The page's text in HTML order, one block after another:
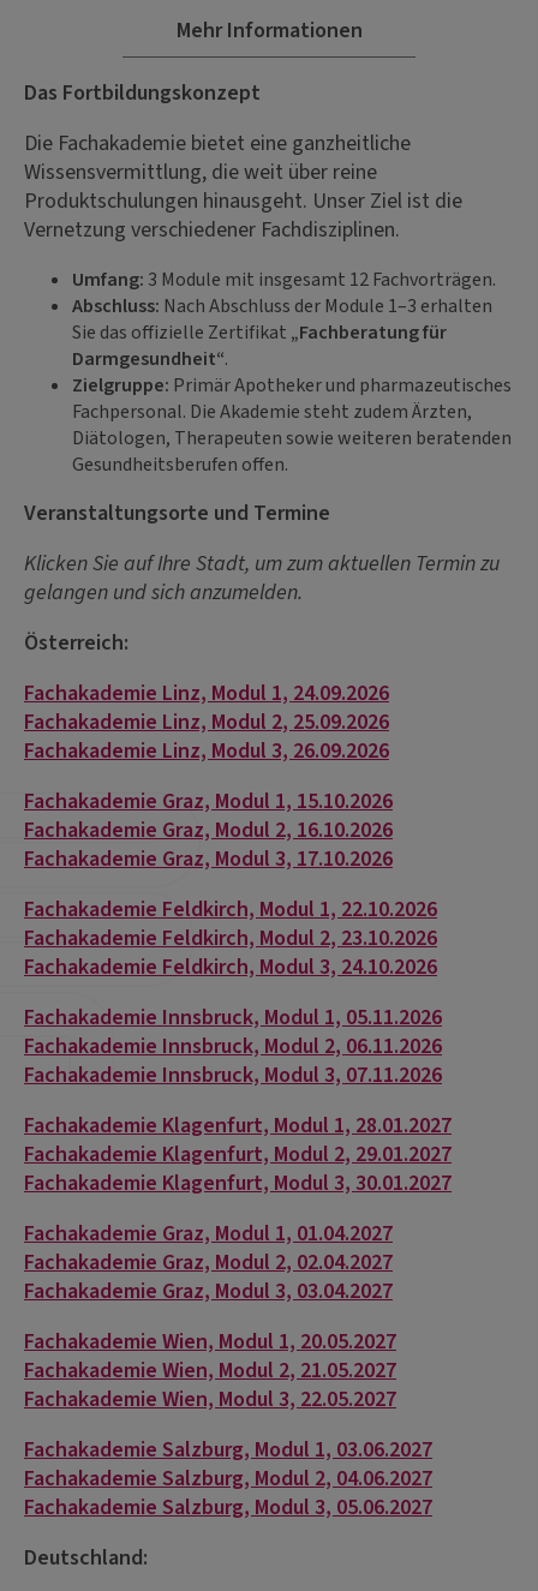
Mehr Informationen
Das Fortbildungskonzept
Die Fachakademie bietet eine ganzheitliche
Wissensvermittlung, die weit über reine
Produktschulungen hinausgeht. Unser Ziel ist die
Vernetzung verschiedener Fachdisziplinen.
Umfang: 3 Module mit insgesamt 12 Fachvorträgen.
Abschluss: Nach Abschluss der Module 1–3 erhalten
Sie das offizielle Zertifikat „Fachberatung für
Darmgesundheit“.
Zielgruppe: Primär Apotheker und pharmazeutisches
Fachpersonal. Die Akademie steht zudem Ärzten,
Diätologen, Therapeuten sowie weiteren beratenden
Gesundheitsberufen offen.
Veranstaltungsorte und Termine
Klicken Sie auf Ihre Stadt, um zum aktuellen Termin zu
gelangen und sich anzumelden.
Österreich:
Fachakademie Linz, Modul 1, 24.09.2026
Fachakademie Linz, Modul 2, 25.09.2026
Fachakademie Linz, Modul 3, 26.09.2026
Fachakademie Graz, Modul 1, 15.10.2026
Fachakademie Graz, Modul 2, 16.10.2026
Fachakademie Graz, Modul 3, 17.10.2026
Fachakademie Feldkirch, Modul 1, 22.10.2026
Fachakademie Feldkirch, Modul 2, 23.10.2026
Fachakademie Feldkirch, Modul 3, 24.10.2026
Fachakademie Innsbruck, Modul 1, 05.11.2026
Fachakademie Innsbruck, Modul 2, 06.11.2026
Fachakademie Innsbruck, Modul 3, 07.11.2026
Fachakademie Klagenfurt, Modul 1, 28.01.2027
Fachakademie Klagenfurt, Modul 2, 29.01.2027
Fachakademie Klagenfurt, Modul 3, 30.01.2027
Fachakademie Graz, Modul 1, 01.04.2027
Fachakademie Graz, Modul 2, 02.04.2027
Fachakademie Graz, Modul 3, 03.04.2027
Fachakademie Wien, Modul 1, 20.05.2027
Fachakademie Wien, Modul 2, 21.05.2027
Fachakademie Wien, Modul 3, 22.05.2027
Fachakademie Salzburg, Modul 1, 03.06.2027
Fachakademie Salzburg, Modul 2, 04.06.2027
Fachakademie Salzburg, Modul 3, 05.06.2027
Deutschland: